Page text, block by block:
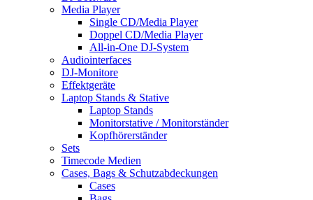
Media Player
Single CD/Media Player
Doppel CD/Media Player
All-in-One DJ-System
Audiointerfaces
DJ-Monitore
Effektgeräte
Laptop Stands & Stative
Laptop Stands
Monitorstative / Monitorständer
Kopfhörerständer
Sets
Timecode Medien
Cases, Bags & Schutzabdeckungen
Cases